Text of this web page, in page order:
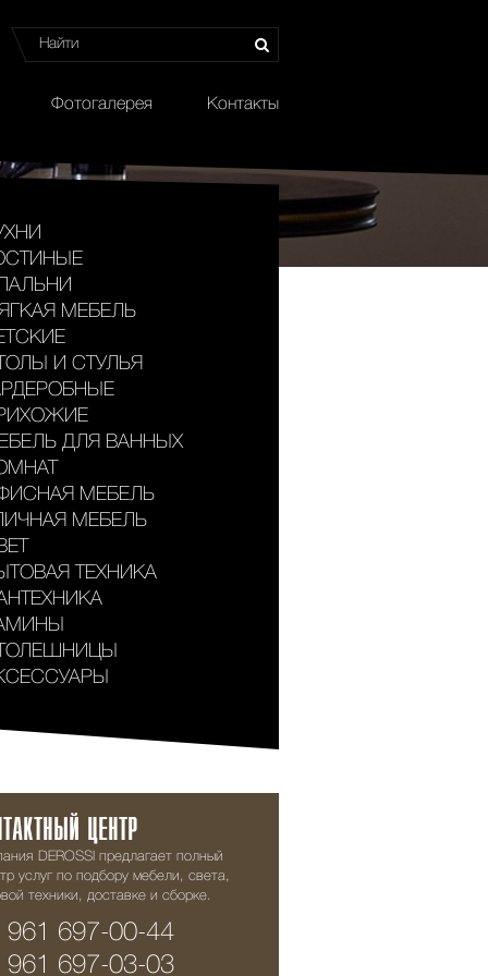
Фотогалерея Контакты
МЕБЕЛЬ
И СТУЛЬЯ
ДЛЯ ВАННЫХ
МЕБЕЛЬ
МЕБЕЛЬ
ТЕХНИКА
ЦЕНТР
DEROSSI предлагает полный
услуг по подбору мебели, света,
техники, доставке и сборке.
961 697-00-44
961 697-03-03